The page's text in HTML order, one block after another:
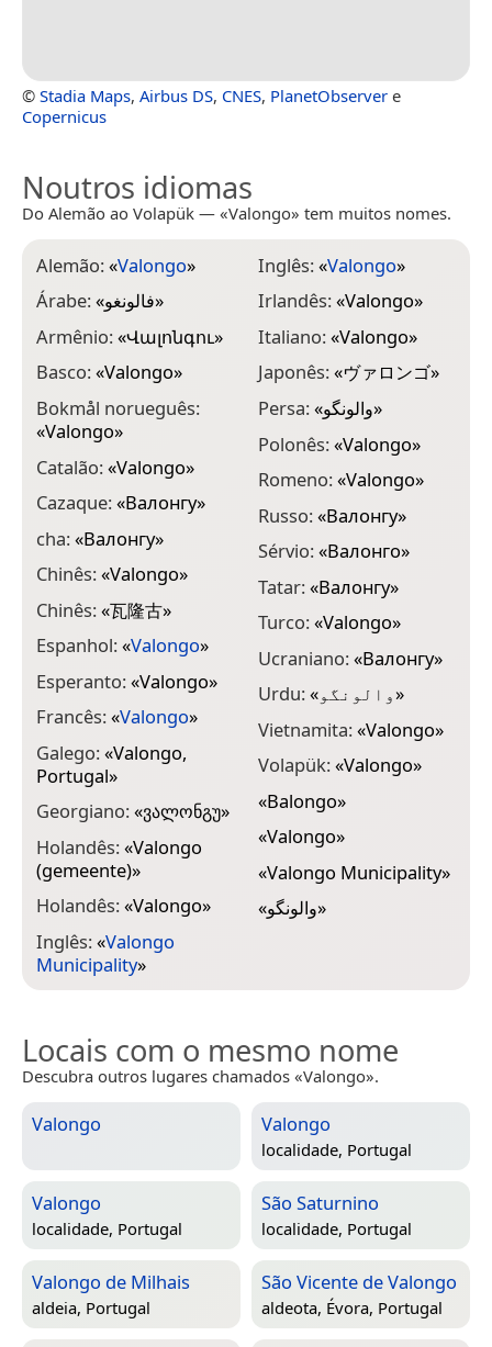
© Stadia Maps, Airbus DS, CNES, PlanetObserver e
Copernicus
Noutros idiomas
Do Alemão ao Volapük — «Valongo» tem muitos nomes.
Alemão:«Valongo»
Árabe:«فالونغو»
Armênio:«Վալոնգու»
Basco:«Valongo»
Bokmål norueguês:
«Valongo»
Catalão:«Valongo»
Cazaque:«Валонгу»
cha:«Валонгу»
Chinês:«Valongo»
Chinês:«瓦隆古»
Espanhol:«Valongo»
Esperanto:«Valongo»
Francês:«Valongo»
Galego:«Valongo,
Portugal»
Georgiano:«ვალონგუ»
Holandês:«Valongo
(gemeente)»
Holandês:«Valongo»
Inglês:«Valongo
Municipality»
Inglês:«Valongo»
Irlandês:«Valongo»
Italiano:«Valongo»
Japonês:«ヴァロンゴ»
Persa:«والونگو»
Polonês:«Valongo»
Romeno:«Valongo»
Russo:«Валонгу»
Sérvio:«Валонго»
Tatar:«Валонгу»
Turco:«Valongo»
Ucraniano:«Валонгу»
Urdu:«والونگو»
Vietnamita:«Valongo»
Volapük:«Valongo»
«Balongo»
«Valongo»
«Valongo Municipality»
«والونگو»
Locais com o mesmo nome
Descubra outros lugares chamados «Valongo».
Valongo Valongo
localidade, Portugal
Valongo
localidade, Portugal
São Saturnino
localidade, Portugal
Valongo de Milhais
aldeia, Portugal
São Vicente de Valongo
aldeota, Évora, Portugal